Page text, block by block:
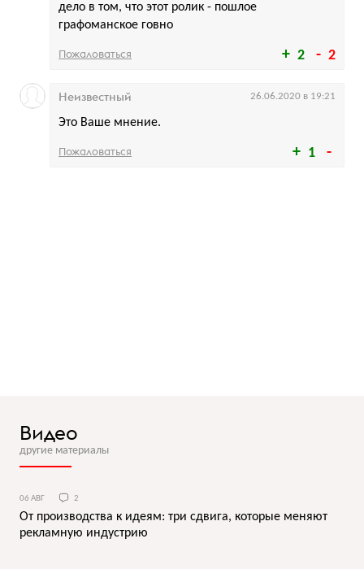
2 2
дело в том, что этот ролик - пошлое
графоманское говно
Пожаловаться
1
Это Ваше мнение.
Неизвестный 26.06.2020 в 19:21
Пожаловаться
Видео
другие материалы
06 АВГ 2
От производства к идеям: три сдвига, которые меняют
рекламную индустрию